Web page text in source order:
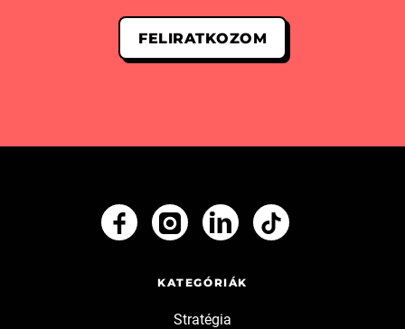
KATEGÓRIÁK
Stratégia